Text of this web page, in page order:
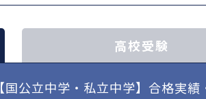
高校受験
【国公立中学・私立中学】合格実